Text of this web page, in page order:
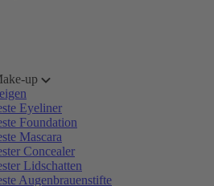
up
Eyeliner
Foundation
Mascara
Concealer
Lidschatten
Augenbrauenstifte